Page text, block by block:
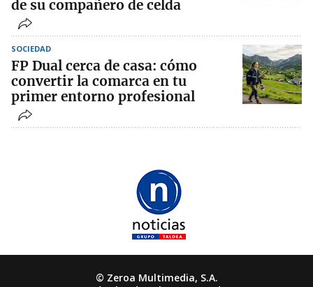
de su compañero de celda
SOCIEDAD
FP Dual cerca de casa: cómo
convertir la comarca en tu
primer entorno profesional
© Zeroa Multimedia, S.A.